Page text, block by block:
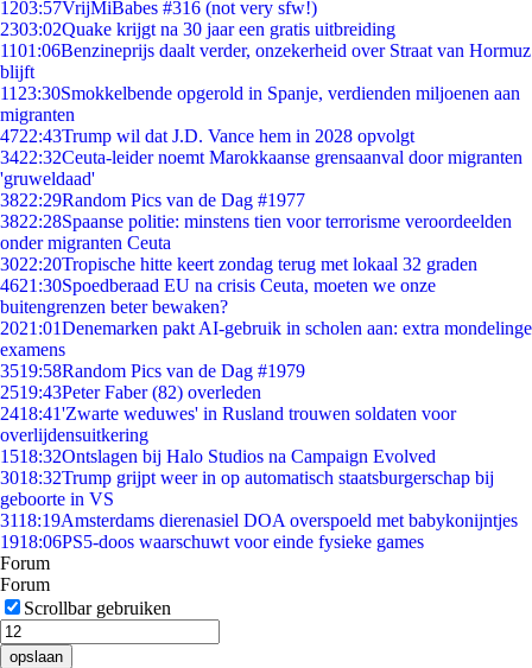
1203:57VrijMiBabes #316 (not very sfw!)
2303:02Quake krijgt na 30 jaar een gratis uitbreiding
1101:06Benzineprijs daalt verder, onzekerheid over Straat van Hormuz
blijft
11 23:30Smokkelbende opgerold in Spanje, verdienden miljoenen aan
migranten
4722:43Trump wil dat J.D. Vance hem in 2028 opvolgt
3422:32Ceuta-leider noemt Marokkaanse grensaanval door migranten
'gruweldaad'
3822:29Random Pics van de Dag #1977
3822:28Spaanse politie: minstens tien voor terrorisme veroordeelden
onder migranten Ceuta
3022:20Tropische hitte keert zondag terug met lokaal 32 graden
4621:30Spoedberaad EU na crisis Ceuta, moeten we onze
buitengrenzen beter bewaken?
2021:01Denemarken pakt AI-gebruik in scholen aan: extra mondelinge
examens
3519:58Random Pics van de Dag #1979
2519:43Peter Faber (82) overleden
2418:41'Zwarte weduwes' in Rusland trouwen soldaten voor
overlijdensuitkering
1518:32Ontslagen bij Halo Studios na Campaign Evolved
3018:32Trump grijpt weer in op automatisch staatsburgerschap bij
geboorte in VS
3118:19Amsterdams dierenasiel DOA overspoeld met babykonijntjes
1918:06PS5-doos waarschuwt voor einde fysieke games
Forum
Forum
Scrollbar gebruiken
opslaan